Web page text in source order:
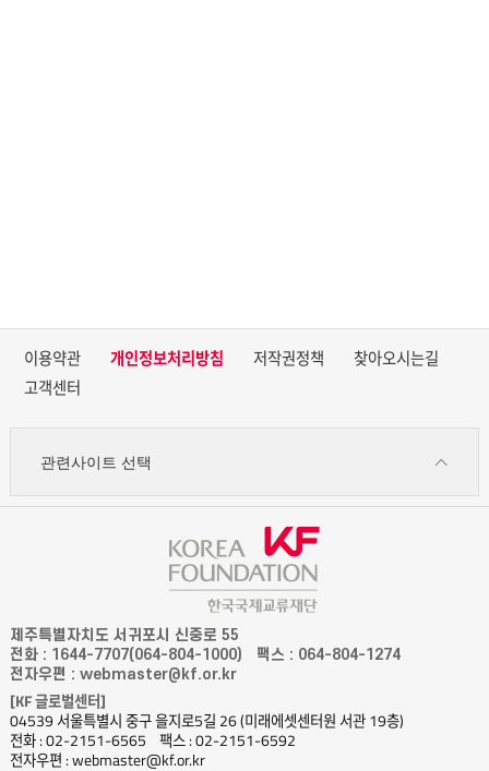
이용약관 개인정보처리방침 저작권정책
찾아오시는길
고객센터
관련사이트 선택
제주특별자치도 서귀포시 신중로 55
전화 : 1644-7707(064-804-1000)
팩스 : 064-804-1274
전자우편 : webmaster@kf.or.kr
[KF 글로벌센터]
04539 서울특별시 중구 을지로5길 26 (미래에셋센터원 서관 19층)
전화 : 02-2151-6565
팩스 : 02-2151-6592
전자우편 : webmaster@kf.or.kr